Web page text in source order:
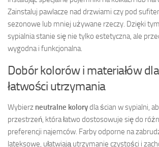
Zainstaluj pawlacze nad drzwiami czy pod
sezonowe lub mniej używane rzeczy. Dzięki
sypialnia stanie się nie tylko estetyczna, ale
wygodna i funkcjonalna.
Dobór kolorów i materiałów
łatwości utrzymania
Wybierz neutralne kolorydla ścian w sypialni,
przestrzeń, która łatwo dostosowuje się do
preferencji najemców. Farby odporne na
lateksowe, ułatwiają utrzymanie czystości i